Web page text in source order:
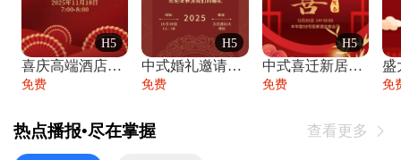
H5
喜庆高端酒店开业大吉邀请函
免费
H5
中式婚礼邀请函中国风传统复古婚礼请柬请帖
免费
H5
中式喜迁新居乔迁之喜邀请函宴会请帖
免费 免
热点播报•尽在掌握 查看更多 